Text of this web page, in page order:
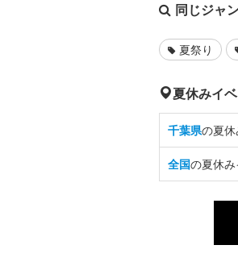
同じジャ
夏祭り
夏休みイ
千葉県の夏
全国の夏休